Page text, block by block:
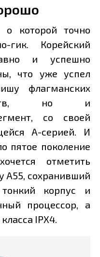
о которой точно
гик. Корейский
и успешно
что уже успел
флагманских
но и
со своей
A-серией. И
пятое поколение
отметить
A55, сохранивший
корпус и
процессор, а
IPX4.